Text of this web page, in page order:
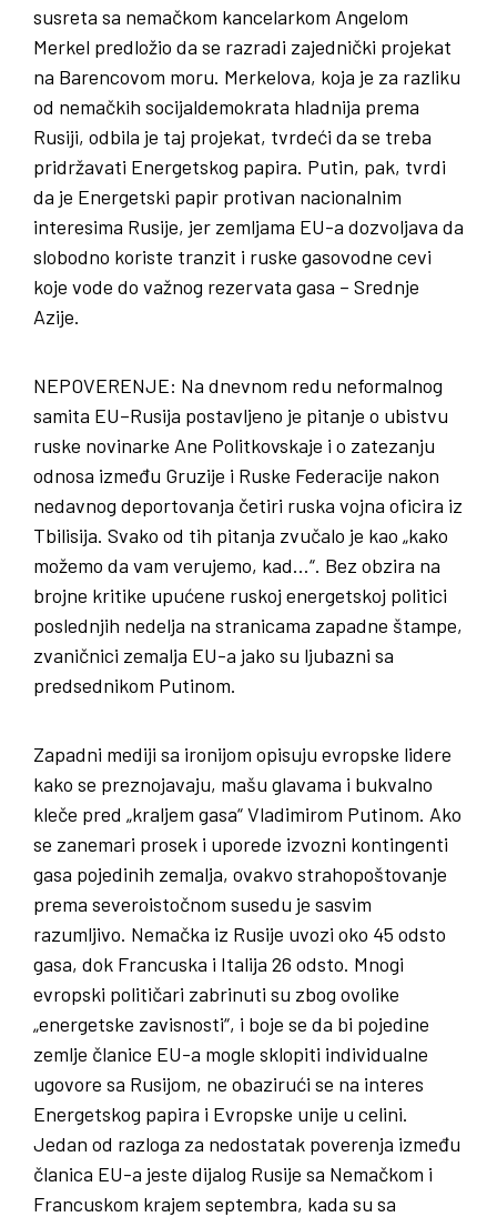
susreta sa nemačkom kancelarkom Angelom
Merkel predložio da se razradi zajednički projekat
na Barencovom moru. Merkelova, koja je za razliku
od nemačkih socijaldemokrata hladnija prema
Rusiji, odbila je taj projekat, tvrdeći da se treba
pridržavati Energetskog papira. Putin, pak, tvrdi
da je Energetski papir protivan nacionalnim
interesima Rusije, jer zemljama EU-a dozvoljava da
slobodno koriste tranzit i ruske gasovodne cevi
koje vode do važnog rezervata gasa – Srednje
Azije.
NEPOVERENJE: Na dnevnom redu neformalnog
samita EU–Rusija postavljeno je pitanje o ubistvu
ruske novinarke Ane Politkovskaje i o zatezanju
odnosa između Gruzije i Ruske Federacije nakon
nedavnog deportovanja četiri ruska vojna oficira iz
Tbilisija. Svako od tih pitanja zvučalo je kao „kako
možemo da vam verujemo, kad…“. Bez obzira na
brojne kritike upućene ruskoj energetskoj politici
poslednjih nedelja na stranicama zapadne štampe,
zvaničnici zemalja EU-a jako su ljubazni sa
predsednikom Putinom.
Zapadni mediji sa ironijom opisuju evropske lidere
kako se preznojavaju, mašu glavama i bukvalno
kleče pred „kraljem gasa“ Vladimirom Putinom. Ako
se zanemari prosek i uporede izvozni kontingenti
gasa pojedinih zemalja, ovakvo strahopoštovanje
prema severoistočnom susedu je sasvim
razumljivo. Nemačka iz Rusije uvozi oko 45 odsto
gasa, dok Francuska i Italija 26 odsto. Mnogi
evropski političari zabrinuti su zbog ovolike
„energetske zavisnosti“, i boje se da bi pojedine
zemlje članice EU-a mogle sklopiti individualne
ugovore sa Rusijom, ne obazirući se na interes
Energetskog papira i Evropske unije u celini.
Jedan od razloga za nedostatak poverenja između
članica EU-a jeste dijalog Rusije sa Nemačkom i
Francuskom krajem septembra, kada su sa